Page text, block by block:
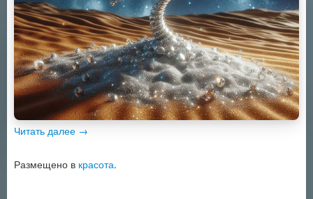
Читать далее →
Размещено в красота.